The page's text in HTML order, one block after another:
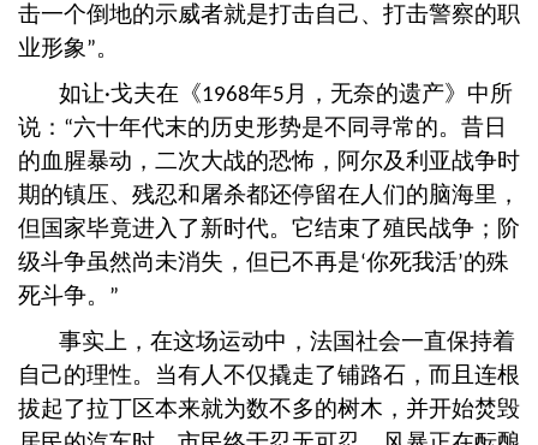
击一个倒地的示威者就是打击自己、打击警察的职
业形象 ”。
如让·戈夫在《1968年5 月，无奈的遗产》中所
说： “六十年代末的历史形势是不同寻常的。昔日
的血腥暴动，二次大战的恐怖，阿尔及利亚战争时
期的镇压、残忍和屠杀都还停留在人们的脑海里，
但国家毕竟进入了新时代。它结束了殖民战争；阶
级斗争虽然尚未消失，但已不再是‘你死我活’的殊
死斗争。
”
事实上，在这场运动中，法国社会一直保持着
自己的理性。当有人不仅撬走了铺路石，而且连根
拔起了拉丁区本来就为数不多的树木，并开始焚毁